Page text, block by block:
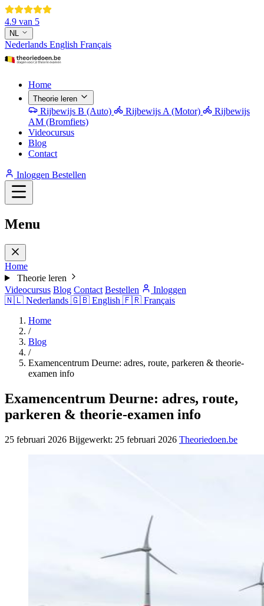
4.9 van 5
NL
Nederlands English Français
Home
Theorie leren
Rijbewijs B (Auto) Rijbewijs A (Motor)
Rijbewijs
AM (Bromfiets)
Videocursus
Blog
Contact
Inloggen Bestellen
Menu
Home
Theorie leren
Videocursus Blog Contact Bestellen
Inloggen
🇳🇱 Nederlands 🇬🇧 English 🇫🇷 Français
Home
/
Blog
/
Examencentrum Deurne: adres, route, parkeren & theorie-
examen info
Examencentrum Deurne: adres, route,
parkeren & theorie-examen info
25 februari 2026 Bijgewerkt: 25 februari 2026 Theoriedoen.be